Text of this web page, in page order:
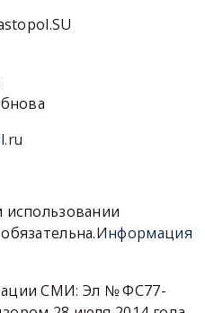
использовании
Информация
СМИ: Эл № ФС77-